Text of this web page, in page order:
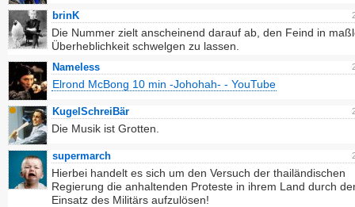
brinK
Die Nummer zielt anscheinend darauf ab, den Feind in
Überheblichkeit schwelgen zu lassen.
Nameless
Elrond McBong 10 min -Johohah- - YouTube
KugelSchreiBär
Die Musik ist Grotten.
supermarch
Hierbei handelt es sich um den Versuch der thailändischen
Regierung die anhaltenden Proteste in ihrem Land durch
Einsatz des Militärs aufzulösen!